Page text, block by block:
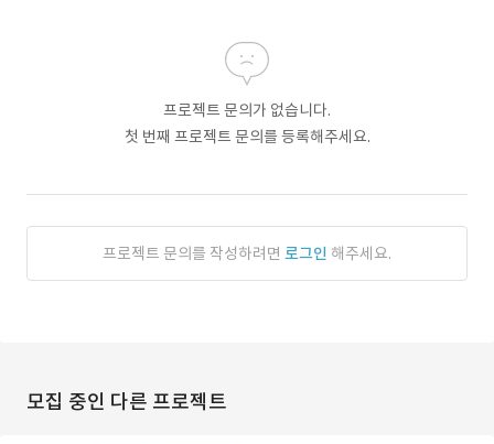
프로젝트 문의가 없습니다.
첫 번째 프로젝트 문의를 등록해주세요.
프로젝트 문의를 작성하려면 로그인 해주세요.
모집 중인 다른 프로젝트